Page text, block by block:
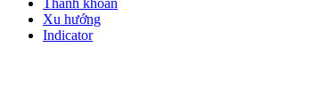
Xu hướng
Indicator